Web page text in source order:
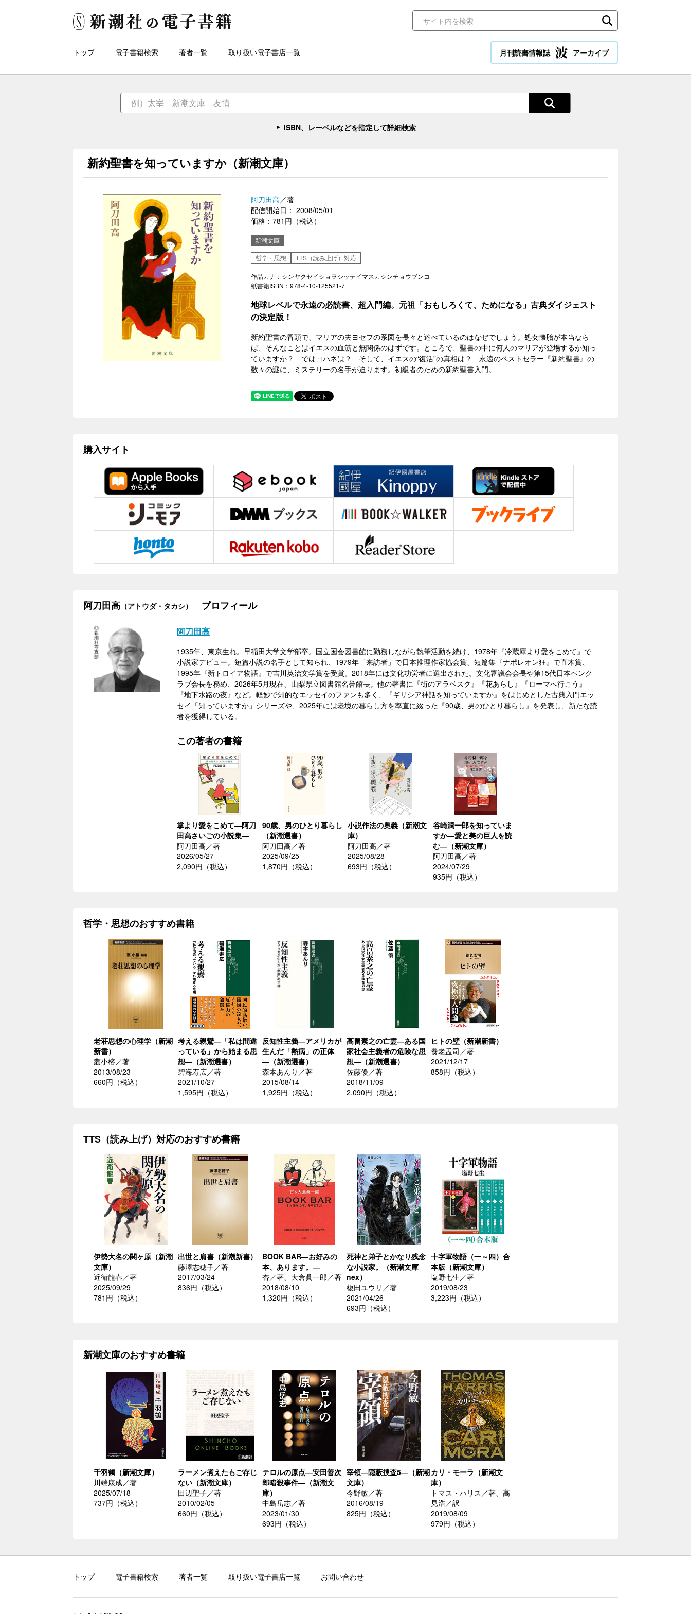
トップ 電子書籍検索 著者一覧 取り扱い電子書店一覧 月刊読書情報誌 アーカイブ
ISBN、レーベルなどを指定して詳細検索
新約聖書を知っていますか（新潮文庫）
阿刀田高／著
配信開始日： 2008/05/01
価格：781円（税込）
新潮文庫
哲学・思想
TTS（読み上げ）対応
作品カナ：シンヤクセイショヲシッテイマスカシンチョウブンコ
紙書籍ISBN：978-4-10-125521-7
地球レベルで永遠の必読書、超入門編。元祖「おもしろくて、ためになる」古典ダイジェスト
の決定版！
新約聖書の冒頭で、マリアの夫ヨセフの系図を長々と述べているのはなぜでしょう。処女懐胎が本当なら
ば、そんなことはイエスの血筋と無関係のはずです。ところで、聖書の中に何人のマリアが登場するか知っ
ていますか？ ではヨハネは？ そして、イエスの“復活”の真相は？ 永遠のベストセラー『新約聖書』の
数々の謎に、ミステリーの名手が迫ります。初級者のための新約聖書入門。
購入サイト
阿刀田高 （アトウダ・タカシ） プロフィール
阿刀田高
1935年、東京生れ。早稲田大学文学部卒。国立国会図書館に勤務しながら執筆活動を続け、1978年『冷蔵庫より愛をこめて』で
小説家デビュー。短篇小説の名手として知られ、1979年「来訪者」で日本推理作家協会賞、短篇集『ナポレオン狂』で直木賞、
1995年『新トロイア物語』で吉川英治文学賞を受賞。2018年には文化功労者に選出された。文化審議会会長や第15代日本ペンク
ラブ会長を務め、2026年5月現在、山梨県立図書館名誉館長。他の著書に『街のアラベスク』『花あらし』『ローマへ行こう』
『地下水路の夜』など。軽妙で知的なエッセイのファンも多く、『ギリシア神話を知っていますか』をはじめとした古典入門エッ
セイ「知っていますか」シリーズや、2025年には老境の暮らし方を率直に綴った『90歳、男のひとり暮らし』を発表し、新たな読
者を獲得している。
この著者の書籍
掌より愛をこめて―阿刀
田高さいごの小説集―
阿刀田高／著
2026/05/27
2,090円（税込）
90歳、男のひとり暮らし
（新潮選書）
阿刀田高／著
2025/09/25
1,870円（税込）
小説作法の奥義（新潮文
庫）
阿刀田高／著
2025/08/28
693円（税込）
谷崎潤一郎を知っていま
すか―愛と美の巨人を読
む―（新潮文庫）
阿刀田高／著
2024/07/29
935円（税込）
哲学・思想のおすすめ書籍
老荘思想の心理学（新潮
新書）
叢小榕／著
2013/08/23
660円（税込）
考える親鸞―「私は間違
っている」から始まる思
想―（新潮選書）
碧海寿広／著
2021/10/27
1,595円（税込）
反知性主義―アメリカが
生んだ「熱病」の正体
―（新潮選書）
森本あんり／著
2015/08/14
1,925円（税込）
高畠素之の亡霊―ある国
家社会主義者の危険な思
想―（新潮選書）
佐藤優／著
2018/11/09
2,090円（税込）
ヒトの壁（新潮新書）
養老孟司／著
2021/12/17
858円（税込）
TTS（読み上げ）対応のおすすめ書籍
伊勢大名の関ヶ原（新潮
文庫）
近衛龍春／著
2025/09/29
781円（税込）
出世と肩書（新潮新書）
藤澤志穂子／著
2017/03/24
836円（税込）
BOOK BAR―お好みの
本、あります。―
杏／著、大倉眞一郎／著
2018/08/10
1,320円（税込）
死神と弟子とかなり残念
な小説家。（新潮文庫
nex）
榎田ユウリ／著
2021/04/26
693円（税込）
十字軍物語（一～四）合
本版（新潮文庫）
塩野七生／著
2019/08/23
3,223円（税込）
新潮文庫のおすすめ書籍
千羽鶴（新潮文庫）
川端康成／著
2025/07/18
737円（税込）
ラーメン煮えたもご存じ
ない（新潮文庫）
田辺聖子／著
2010/02/05
660円（税込）
テロルの原点―安田善次
郎暗殺事件―（新潮文
庫）
中島岳志／著
2023/01/30
693円（税込）
宰領―隠蔽捜査5―（新潮
文庫）
今野敏／著
2016/08/19
825円（税込）
カリ・モーラ（新潮文
庫）
トマス・ハリス／著、高
見浩／訳
2019/08/09
979円（税込）
トップ 電子書籍検索 著者一覧 取り扱い電子書店一覧 お問い合わせ